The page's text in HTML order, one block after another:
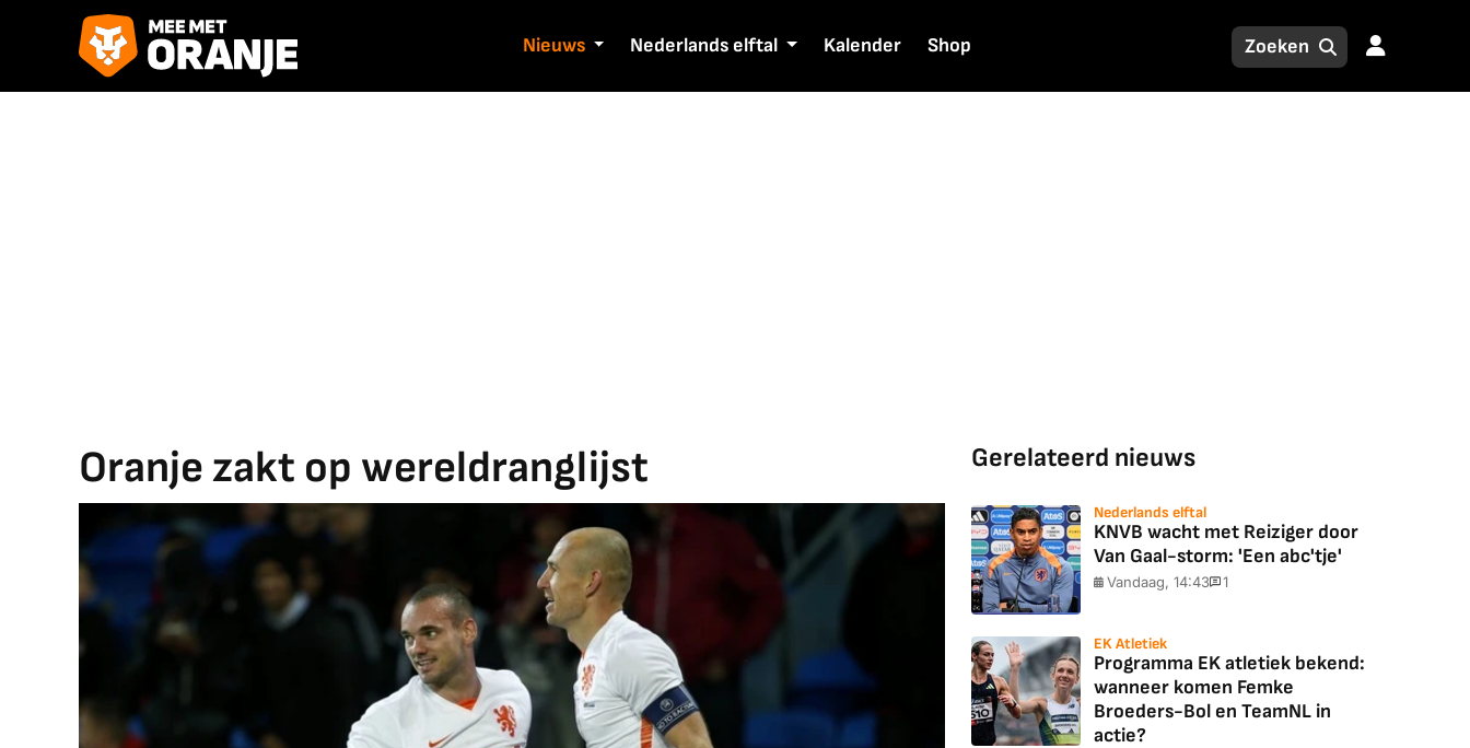
Nieuws Nederlands elftal Kalender Shop
Oranje zakt op wereldranglijst Gerelateerd nieuws
Nederlands elftal
KNVB wacht met Reiziger door
Van Gaal-storm: 'Een abc'tje'
Vandaag, 14:43 1
EK Atletiek
Programma EK atletiek bekend:
wanneer komen Femke
Broeders-Bol en TeamNL in
actie?